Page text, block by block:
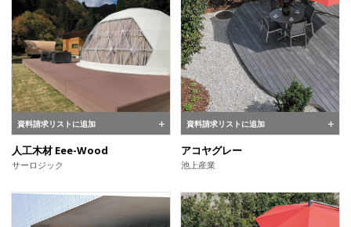
資料請求リストに追加
人工木材 Eee-Wood
サーロジック
資料請求リストに追加
アコヤグレー
池上産業